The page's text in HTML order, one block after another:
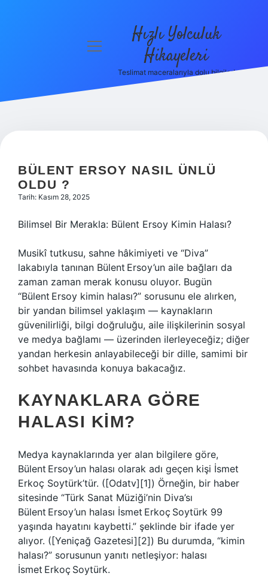
Hakkımızda
menüyü
Hızlı Yolculuk
Hikayeleri
Teslimat maceralarıyla dolu bilgiler!
BÜLENT ERSOY NASIL ÜNLÜ
OLDU ?
Tarih: Kasım 28, 2025
Bilimsel Bir Merakla: Bülent Ersoy Kimin Halası?
Musikî tutkusu, sahne hâkimiyeti ve “Diva”
lakabıyla tanınan Bülent Ersoy’un aile bağları da
zaman zaman merak konusu oluyor. Bugün
“Bülent Ersoy kimin halası?” sorusunu ele alırken,
bir yandan bilimsel yaklaşım — kaynakların
güvenilirliği, bilgi doğruluğu, aile ilişkilerinin sosyal
ve medya bağlamı — üzerinden ilerleyeceğiz; diğer
yandan herkesin anlayabileceği bir dille, samimi bir
sohbet havasında konuya bakacağız.
KAYNAKLARA GÖRE
HALASI KIM?
Medya kaynaklarında yer alan bilgilere göre,
Bülent Ersoy’un halası olarak adı geçen kişi İsmet
Erkoç Soytürk’tür. ([Odatv][1]) Örneğin, bir haber
sitesinde “Türk Sanat Müziği’nin Diva’sı
Bülent Ersoy’un halası İsmet Erkoç Soytürk 99
yaşında hayatını kaybetti.” şeklinde bir ifade yer
alıyor. ([Yeniçağ Gazetesi][2]) Bu durumda, “kimin
halası?” sorusunun yanıtı netleşiyor: halası
İsmet Erkoç Soytürk.